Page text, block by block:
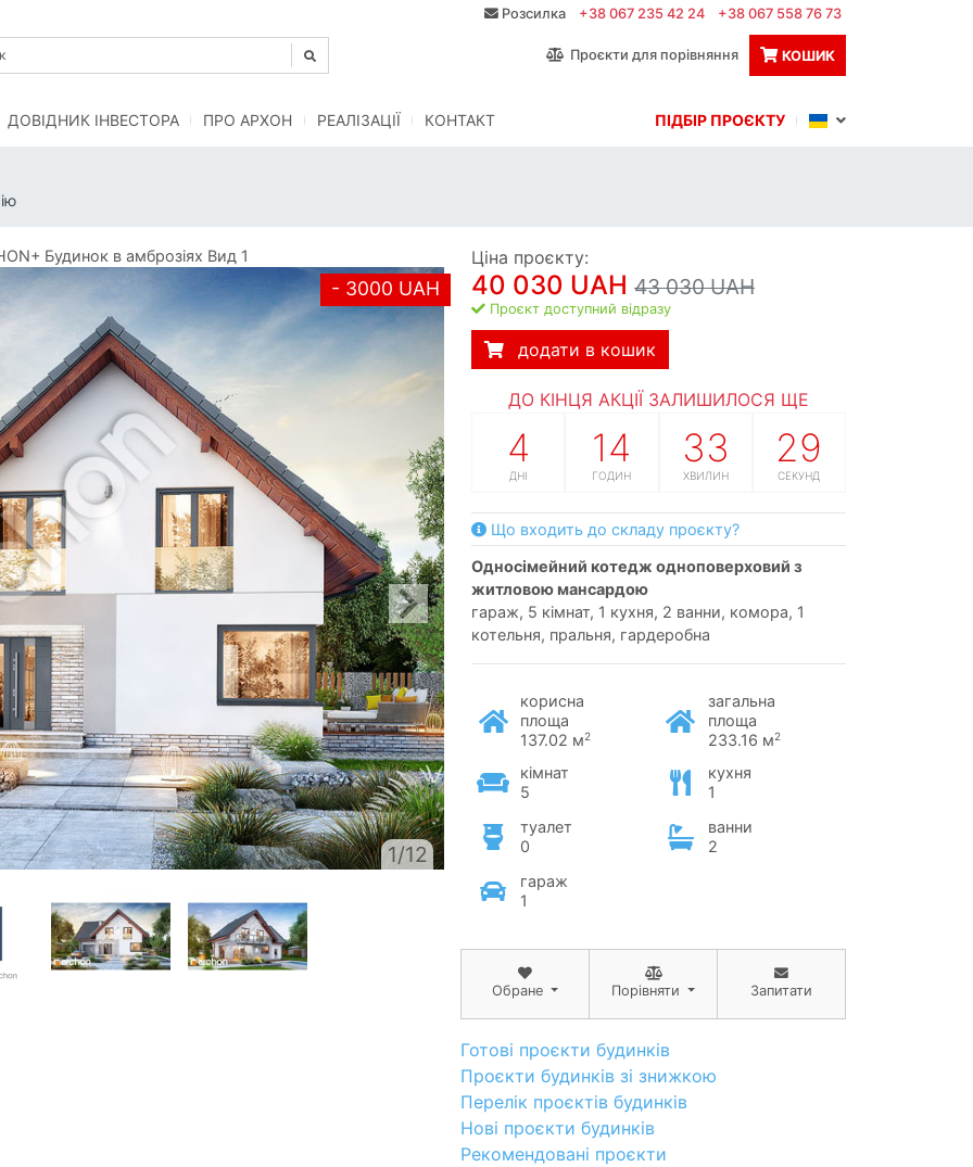
Розсилка +38 067 235 42 24 +38 067 558 76 73
Проєкти для порівняння КОШИК
ДОВІДНИК ІНВЕСТОРА ПРО АРХОН РЕАЛІЗАЦІЇ КОНТАКТ ПІДБІР ПРОЄКТУ
Будинок в амброзіях Вид 1
- 3000 UAH
1/12
Ціна проєкту:
40 030 UAH 43 030 UAH
Проєкт доступний відразу
додати в кошик
ДО КІНЦЯ АКЦІЇ ЗАЛИШИЛОСЯ ЩЕ
4
ДНІ
14
ГОДИН
33
ХВИЛИН
28
СЕКУНД
Що входить до складу проєкту?
односімейний котедж одноповерховий з
житловою мансардою
гараж, 5 кімнат, 1 кухня, 2 ванни, комора, 1
котельня, пральня, гардеробна
корисна
площа
137.02 м2
загальна
площа
233.16 м2
кімнат
5
кухня
1
туалет
0
ванни
2
гараж
1
Обране Порівняти Запитати
Готові проєкти будинків
Проєкти будинків зі знижкою
Перелік проєктів будинків
Нові проєкти будинків
Рекомендовані проєкти